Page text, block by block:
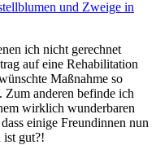
ich nicht gerechnet
auf eine Rehabilitation
Maßnahme so
anderen befinde ich
wirklich wunderbaren
einige Freundinnen nun
ist gut?!